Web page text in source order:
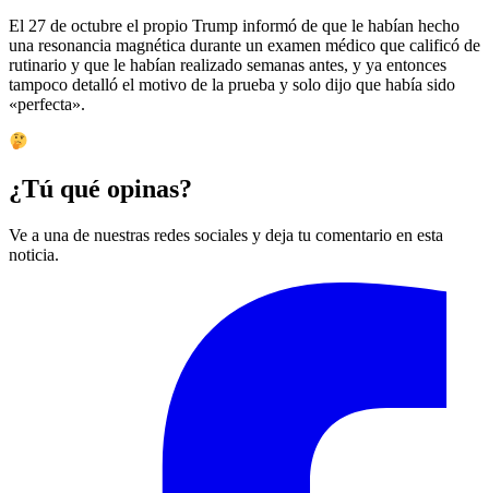
El 27 de octubre el propio Trump informó de que le habían hecho
una resonancia magnética durante un examen médico que calificó de
rutinario y que le habían realizado semanas antes, y ya entonces
tampoco detalló el motivo de la prueba y solo dijo que había sido
«perfecta».
¿Tú qué opinas?
Ve a una de nuestras redes sociales y deja tu comentario en esta
noticia.